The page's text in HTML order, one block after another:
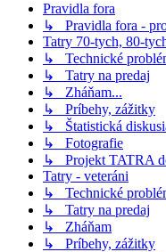
Pravidla fora
↳ Pravidla fora -
Tatry 70-tych, 80-
↳ Technické
↳ Tatry na predaj
↳ Zháňam...
↳ Príbehy, zážitky
↳ Štatistická
↳ Fotografie
↳ Projekt TATRA
Tatry - veteráni
↳ Technické
↳ Tatry na predaj
↳ Zháňam
↳ Príbehy, zážitky